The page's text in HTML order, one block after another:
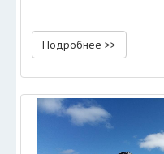
Подробнее >>